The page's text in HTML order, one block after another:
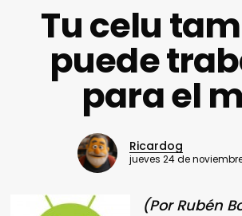
Tu celu
puede
para el
Ricardog
jueves 24 de noviembre
(Por Rubén